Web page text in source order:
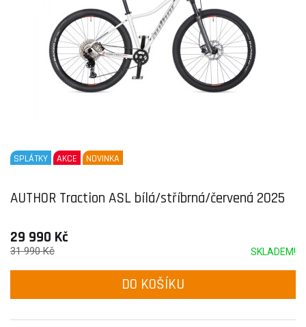
SPLÁTKY AKCE NOVINKA
AUTHOR Traction ASL bílá/stříbrná/červená 2025
29 990 Kč
SKLADEM!
31 990 Kč
DO KOŠÍKU